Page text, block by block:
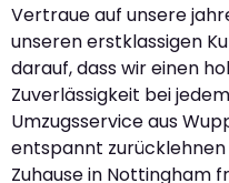
Vertraue auf unsere
unseren erstklassigen
darauf, dass wir einen
Zuverlässigkeit bei
Umzugsservice aus
entspannt zurücklehnen
Zuhause in Nottingham